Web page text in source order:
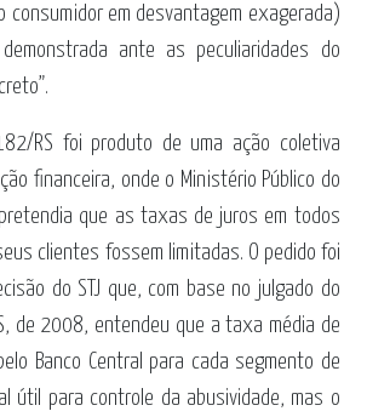
consumidor em desvantagem exagerada)
ante as peculiaridades do
RS foi produto de uma ação coletiva
financeira, onde o Ministério Público do
pretendia que as taxas de juros em todos
clientes fossem limitadas. O pedido foi
do STJ que, com base no julgado do
de 2008, entendeu que a taxa média de
Banco Central para cada segmento de
útil para controle da abusividade, mas o